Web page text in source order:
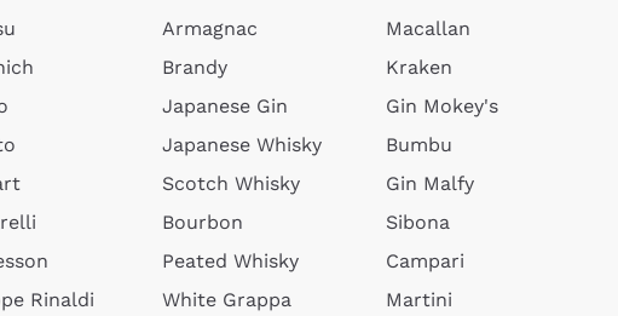
Rinaldi
Armagnac
Brandy
Japanese Gin
Japanese Whisky
Scotch Whisky
Bourbon
Peated Whisky
White Grappa
Macallan
Kraken
Gin Mokey's
Bumbu
Gin Malfy
Sibona
Campari
Martini